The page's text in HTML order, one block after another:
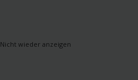
Nicht wieder anzeigen